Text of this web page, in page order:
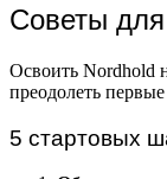
Советы
Освоить Nordhold
преодолеть
5 стартовых